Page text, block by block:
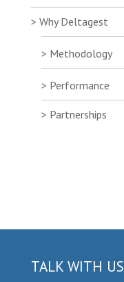
Why Deltagest
Methodology
Performance
Partnerships
TALK WITH US